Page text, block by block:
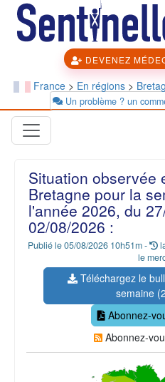
DEVENEZ
France > En régions >
Un problème ? un
Situation observée
Bretagne pour la
l'année 2026, du
02/08/2026 :
Publié le 05/08/2026 10h51m -
le
Téléchargez le
semaine
Abonnez-
Abonnez-